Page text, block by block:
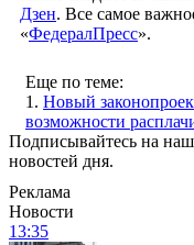
Дзен. Все самое
«ФедералПресс».
Еще по теме:
1. Новый
возможности
Подписывайтесь на
новостей дня.
Реклама
Новости
13:35